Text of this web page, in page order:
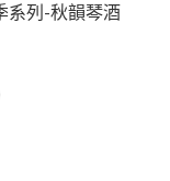
系列-秋韻琴酒